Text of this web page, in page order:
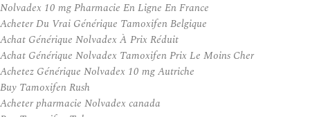
Nolvadex 10 mg Pharmacie En Ligne En France
Acheter Du Vrai Générique Tamoxifen Belgique
Achat Générique Nolvadex À Prix Réduit
Achat Générique Nolvadex Tamoxifen Prix Le Moins Cher
Achetez Générique Nolvadex 10 mg Autriche
Buy Tamoxifen Rush
Acheter pharmacie Nolvadex canada